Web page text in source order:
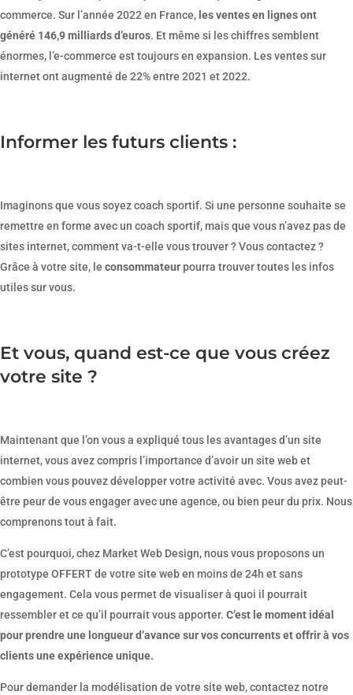
commerce. Sur l’année 2022 en France, les ventes en lignes ont
généré 146,9 milliards d’euros. Et même si les chiffres semblent
énormes, l’e-commerce est toujours en expansion. Les ventes sur
internet ont augmenté de 22% entre 2021 et 2022.
Informer les futurs clients :
Imaginons que vous soyez coach sportif. Si une personne souhaite se
remettre en forme avec un coach sportif, mais que vous n’avez pas de
sites internet, comment va-t-elle vous trouver ? Vous contactez ?
Grâce à votre site, le consommateur pourra trouver toutes les infos
utiles sur vous.
Et vous, quand est-ce que vous créez
votre site ?
Maintenant que l’on vous a expliqué tous les avantages d’un site
internet, vous avez compris l’importance d’avoir un site web et
combien vous pouvez développer votre activité avec. Vous avez peut-
être peur de vous engager avec une agence, ou bien peur du prix. Nous
comprenons tout à fait.
C’est pourquoi, chez Market Web Design, nous vous proposons un
prototype OFFERT de votre site web en moins de 24h et sans
engagement. Cela vous permet de visualiser à quoi il pourrait
ressembler et ce qu’il pourrait vous apporter. C’est le moment idéal
pour prendre une longueur d’avance sur vos concurrents et offrir à vos
clients une expérience unique.
Pour demander la modélisation de votre site web, contactez notre